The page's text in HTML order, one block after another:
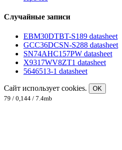
Случайные записи
EBM30DTBT-S189 datasheet
GCC36DCSN-S288 datasheet
SN74AHC157PW datasheet
X9317WV8ZT1 datasheet
5646513-1 datasheet
Сайт использует cookies.
OK
79 / 0,144 / 7.4mb